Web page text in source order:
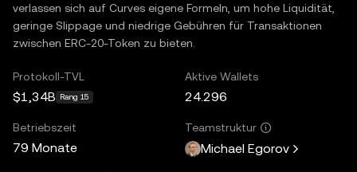
verlassen sich auf Curves eigene Formeln, um hohe Liquidität,
geringe Slippage und niedrige Gebühren für Transaktionen
zwischen ERC-20-Token zu bieten.
Protokoll-TVL
$1,34B Rang 15
Aktive Wallets
24.296
Betriebszeit
79 Monate
Teamstruktur
Michael Egorov